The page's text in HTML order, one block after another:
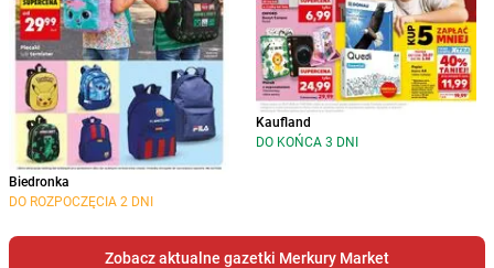
Biedronka
DO ROZPOCZĘCIA 2 DNI
Kaufland
DO KOŃCA 3 DNI
Zobacz aktualne gazetki Merkury Market